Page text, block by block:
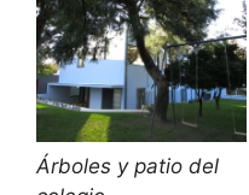
Árboles y patio del